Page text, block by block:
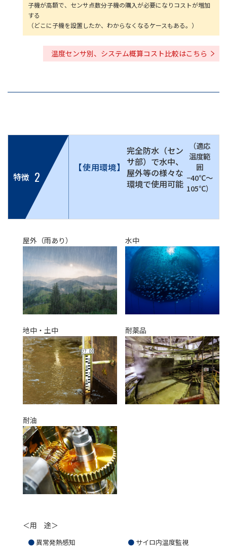
子機が高額で、センサ点数分子機の購入が必要になりコストが増加
する
（どこに子機を設置したか、わからなくなるケースもある。）
温度センサ別、システム概算コスト比較はこちら
特徴 2
【使用環境】
完全防水（セン
サ部）で水中、
屋外等の様々な
環境で使用可能
（適応
温度範
囲
−40℃〜
105℃）
屋外（雨あり） 水中
地中・土中 耐薬品
耐油
＜用 途＞
異常発熱感知 サイロ内温度監視